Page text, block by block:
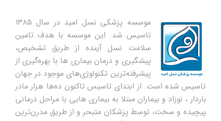
موسسه پزشکی نسل امید در سال ۱۳۸۵
تاسیس شد. این موسسه با هدف تامین
سلامت نسل آینده از طریق تشخیص،
پیشگیری و درمان بیماری ها با بهره‌گیری از
پیشرفته‌ترین تکنولوژی‌های موجود در جهان
تاسیس شده است. از ابتدای تاسیس تاکنون ده‌ها هزار مادر
باردار ، نوزاد و بیماران مبتلا به بیماری هایی با مراحل درمانی
پیچیده و سخت، توسط پزشکان متبحر و از طریق مدرن‌ترین